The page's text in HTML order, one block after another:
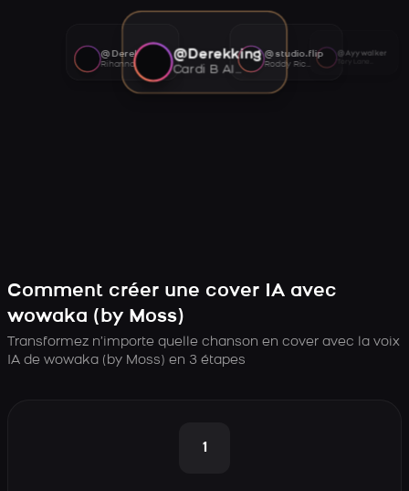
@Derekking
Cardi B AI voice
@studio.flip
Roddy Ricch AI voice
@Ayywalker
@Derekking
Rihanna AI voice
Comment créer une cover IA avec
wowaka (by Moss)
Transformez n’importe quelle chanson en cover avec la voix
IA de wowaka (by Moss) en 3 étapes
1